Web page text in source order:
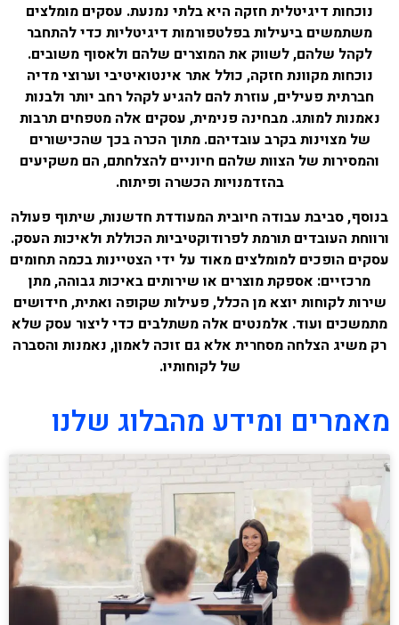
נוכחות דיגיטלית חזקה היא בלתי נמנעת. עסקים מומלצים
משתמשים ביעילות בפלטפורמות דיגיטליות כדי להתחבר
לקהל שלהם, לשווק את המוצרים שלהם ולאסוף משובים.
נוכחות מקוונת חזקה, כולל אתר אינטואיטיבי וערוצי מדיה
חברתית פעילים, עוזרת להם להגיע לקהל רחב יותר ולבנות
נאמנות למותג. מבחינה פנימית, עסקים אלה מטפחים תרבות
של מצוינות בקרב עובדיהם. מתוך הכרה בכך שהכישורים
והמסירות של הצוות שלהם חיוניים להצלחתם, הם משקיעים
בהזדמנויות הכשרה ופיתוח.
בנוסף, סביבת עבודה חיובית המעודדת חדשנות, שיתוף פעולה
ורווחת העובדים תורמת לפרודוקטיביות הכוללת ולאיכות העסק.
עסקים הופכים למומלצים מאוד על ידי הצטיינות בכמה תחומים
מרכזיים: אספקת מוצרים או שירותים באיכות גבוהה, מתן
שירות לקוחות יוצא מן הכלל, פעילות שקופה ואתית, חידושים
מתמשכים ועוד. אלמנטים אלה משתלבים כדי ליצור עסק שלא
רק משיג הצלחה מסחרית אלא גם זוכה לאמון, נאמנות והסברה
של לקוחותיו.
מאמרים ומידע מהבלוג שלנו